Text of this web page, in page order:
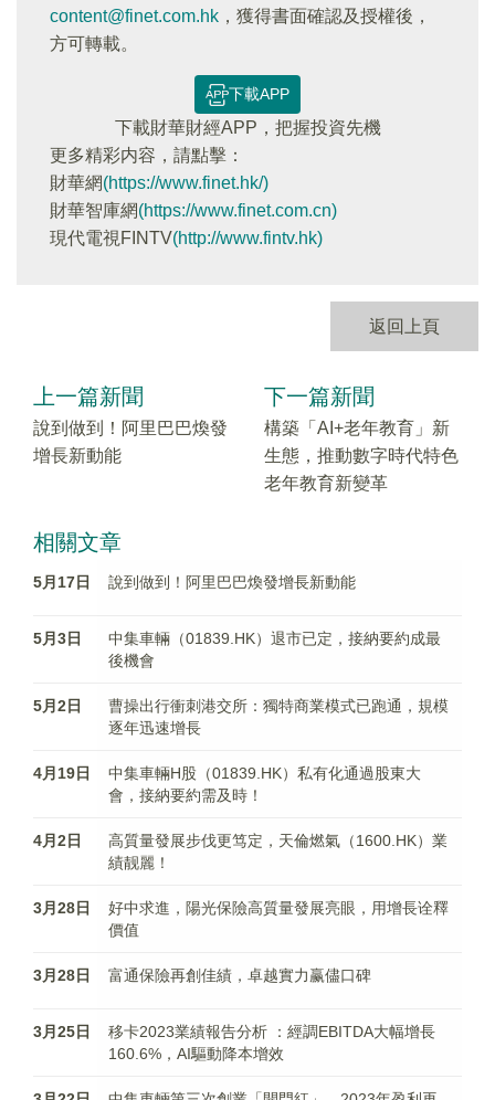
content@finet.com.hk ，獲得書面確認及授權後，
方可轉載。
下載APP
下載財華財經APP，把握投資先機
更多精彩内容，請點擊：
財華網(https://www.finet.hk/)
財華智庫網(https://www.finet.com.cn)
現代電視FINTV(http://www.fintv.hk)
返回上頁
上一篇新聞
說到做到！阿里巴巴煥發
增長新動能
下一篇新聞
構築「AI+老年教育」新
生態，推動數字時代特色
老年教育新變革
相關文章
5月17日 說到做到！阿里巴巴煥發增長新動能
5月3日
中集車輛（01839.HK）退市已定，接納要約成最
後機會
5月2日
曹操出行衝刺港交所：獨特商業模式已跑通，規模
逐年迅速增長
4月19日
中集車輛H股（01839.HK）私有化通過股東大
會，接納要約需及時！
4月2日
高質量發展步伐更笃定，天倫燃氣（1600.HK）業
績靓麗！
3月28日
好中求進，陽光保險高質量發展亮眼，用增長诠釋
價值
3月28日 富通保險再創佳績，卓越實力赢儘口碑
3月25日
移卡2023業績報告分析 ：經調EBITDA大幅增長
160.6%，AI驅動降本增效